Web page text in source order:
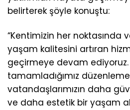
belirterek şöyle konuştu:
“Kentimizin her noktasında
yaşam kalitesini artıran
geçirmeye devam ediyoruz.
tamamladığımız
vatandaşlarımızın daha
ve daha estetik bir yaşam